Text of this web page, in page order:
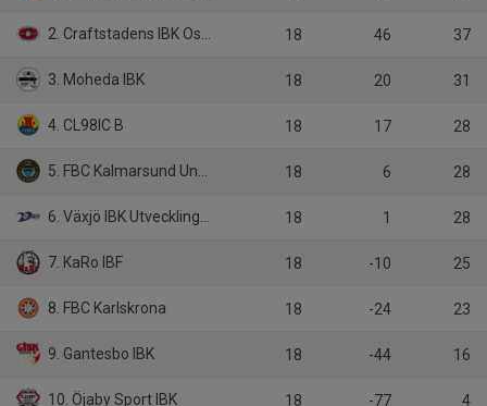
2. Craftstadens IBK Oskarshamn 18 46 37
3. Moheda IBK 18 20 31
4. CL98IC B 18 17 28
5. FBC Kalmarsund Ungdom B 18 6 28
6. Växjö IBK Utveckling B 18 1 28
7. KaRo IBF 18 -10 25
8. FBC Karlskrona 18 -24 23
9. Gantesbo IBK 18 -44 16
10. Öjaby Sport IBK 18 -77 4